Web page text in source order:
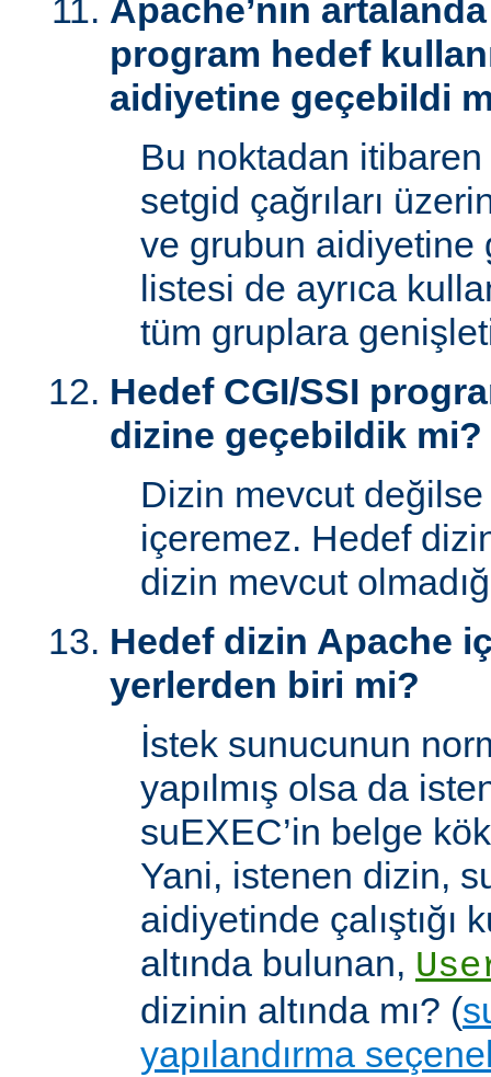
Apache’nin artalanda
program hedef
aidiyetine geçebildi
Bu noktadan
setgid çağrıları
ve grubun aidiyetine
listesi de ayrıca
tüm gruplara
Hedef CGI/SSI
dizine geçebildik mi?
Dizin mevcut değilse
içeremez. Hedef
dizin mevcut
Hedef dizin Apache
yerlerden biri mi?
İstek sunucunun
yapılmış olsa da
suEXEC’in belge
Yani, istenen dizin,
aidiyetinde çalıştığı
altında bulunan,
dizinin altında mı? (
yapılandırma